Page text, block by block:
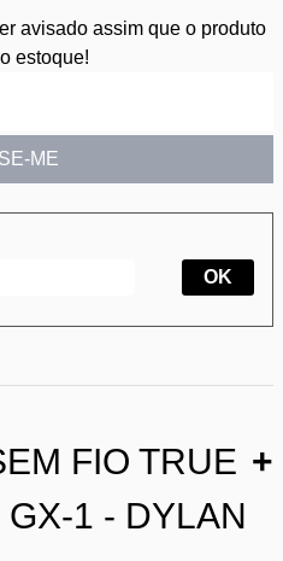
avisado assim que o produto
estoque!
ME
OK
FIO TRUE
1 - DYLAN
+